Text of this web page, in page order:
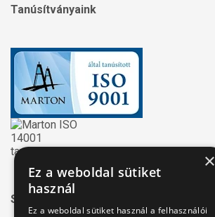
Tanúsítványaink
Széchenyi 2020
×
Ez a weboldal sütiket
használ
Ez a weboldal sütiket használ a felhasználói